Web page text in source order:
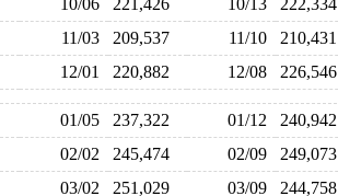
10/06 221,426 10/13
11/03 209,537 11/10
12/01 220,882 12/08
01/05 237,322 01/12
02/02 245,474 02/09
03/02 251,029 03/09